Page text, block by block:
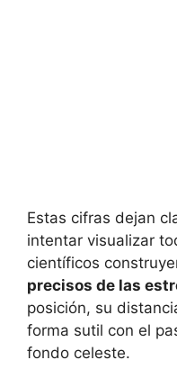
Estas cifras dejan
intentar visualizar
científicos
precisos de las
posición, su
forma sutil con el
fondo celeste.